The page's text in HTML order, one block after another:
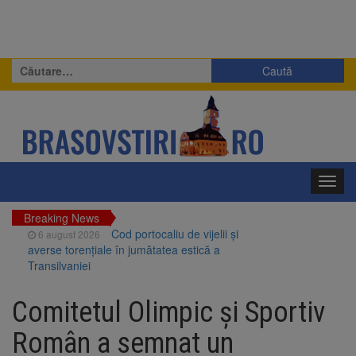
Caută
după:
Breaking News
6 august 2026
Cod portocaliu de vijelii și
averse torențiale în jumătatea estică a
Transilvaniei
după ce și-ar fi agresat soția de două ori în
câteva zile
6 august 2026
Urmele atelajului i-au condus
pe polițiști la cioate. Bărbat prins în pădure la
Comitetul Olimpic şi Sportiv
Român a semnat un